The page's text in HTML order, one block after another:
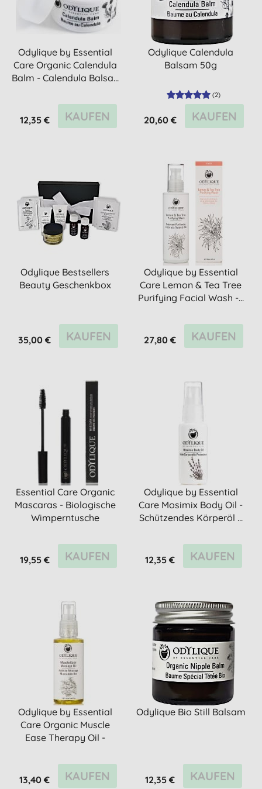
Odylique by Essential
Care Organic Calendula
Balm - Calendula Balsa...
12,35 € KAUFEN
Odylique Calendula
Balsam 50g
(2)
20,60 € KAUFEN
Odylique Bestsellers
Beauty Geschenkbox
35,00 € KAUFEN
Odylique by Essential
Care Lemon & Tea Tree
Purifying Facial Wash -...
27,80 € KAUFEN
Essential Care Organic
Mascaras - Biologische
Wimperntusche
19,55 € KAUFEN
Odylique by Essential
Care Mosimix Body Oil -
Schützendes Körperöl ...
12,35 € KAUFEN
Odylique by Essential
Care Organic Muscle
Ease Therapy Oil -
13,40 € KAUFEN
Odylique Bio Still Balsam
12,35 € KAUFEN